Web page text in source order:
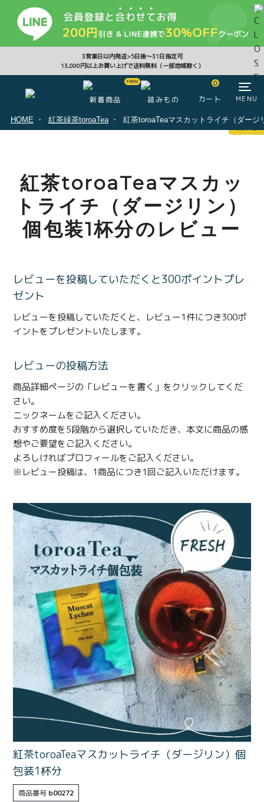
3営業日以内発送>5日後〜31日指定可
13,000円以上お買い上げで送料無料（一部地域除く）
新着商品 読みもの
0
カート MENU
CLOSE
0
注文履歴 会員登録情報 ポイント
とろ生 まとめ買いお得
紅茶toroaTea
toroa夏のアウトレッ
とろ生チーズケーキ
濃抹茶とろ生ガトーシ
ョコラ
とろ生シュー
クッキー缶
紅茶toroaTeaギフト
お誕生日セット
手さげ袋
季節限定
価格別
¥2,000〜¥3,999
¥6,000〜
〜¥1,999
¥4,000〜¥5,999
TOP
読みもの
会社概要
お問い合わせ
商品
メンバー特典
ご利用ガイド
プライバシーポリシー
特定商取引法に基づく表記
HOME 紅茶緑茶toroaTea 紅茶toroaTeaマスカットライチ（ダー
紅茶toroaTeaマスカッ
トライチ（ダージリン）
個包装1杯分のレビュー
レビューを投稿していただくと300ポイントプレ
ゼント
レビューを投稿していただくと、レビュー1件につき300ポ
イントをプレゼントいたします。
レビューの投稿方法
商品詳細ページの「レビューを書く」をクリックしてくだ
さい。
ニックネームをご記入ください。
おすすめ度を5段階から選択していただき、本文に商品の感
想やご要望をご記入ください。
よろしければプロフィールをご記入ください。
※レビュー投稿は、1商品につき1回ご記入いただけます。
紅茶toroaTeaマスカットライチ（ダージリン）個
包装1杯分
商品番号 b00272